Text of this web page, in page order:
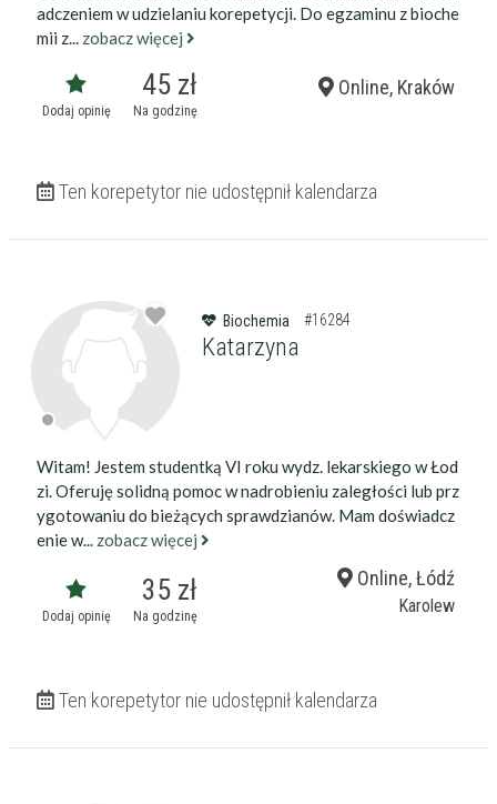
adczeniem w udzielaniu korepetycji. Do egzaminu z bioche
mii z... zobacz więcej
Dodaj opinię
45 zł
Na godzinę
Online, Kraków
Ten korepetytor nie udostępnił kalendarza
Biochemia #16284
Katarzyna
Witam! Jestem studentką VI roku wydz. lekarskiego w Łod
zi. Oferuję solidną pomoc w nadrobieniu zaległości lub prz
ygotowaniu do bieżących sprawdzianów. Mam doświadcz
enie w... zobacz więcej
Dodaj opinię
35 zł
Na godzinę
Online, Łódź
Karolew
Ten korepetytor nie udostępnił kalendarza